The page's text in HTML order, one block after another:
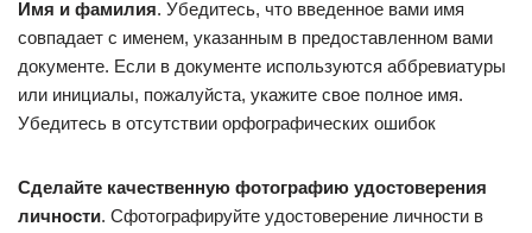
Имя и фамилия. Убедитесь, что введенное вами имя
совпадает с именем, указанным в предоставленном вами
документе. Если в документе используются аббревиатуры
или инициалы, пожалуйста, укажите свое полное имя.
Убедитесь в отсутствии орфографических ошибок
Сделайте качественную фотографию удостоверения
личности. Сфотографируйте удостоверение личности в